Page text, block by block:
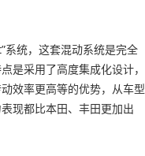
系统，这套混动系统是完全
是采用了高度集成化设计，
效率更高等的优势，从车型
现都比本田、丰田更加出